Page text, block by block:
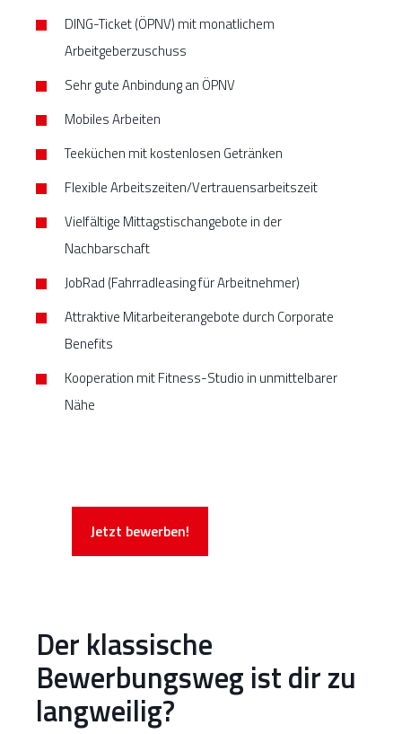
DING-Ticket (ÖPNV) mit monatlichem
Arbeitgeberzuschuss
Sehr gute Anbindung an ÖPNV
Mobiles Arbeiten
Teeküchen mit kostenlosen Getränken
Flexible Arbeitszeiten/Vertrauensarbeitszeit
Vielfältige Mittagstischangebote in der
Nachbarschaft
JobRad (Fahrradleasing für Arbeitnehmer)
Attraktive Mitarbeiterangebote durch Corporate
Benefits
Kooperation mit Fitness-Studio in unmittelbarer
Nähe
Jetzt bewerben!
Der klassische
Bewerbungsweg ist dir zu
langweilig?